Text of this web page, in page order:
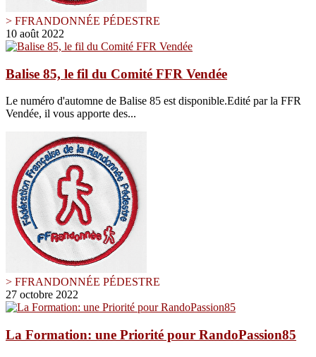
> FFRANDONNÉE PÉDESTRE
10 août 2022
Balise 85, le fil du Comité FFR Vendée
Le numéro d'automne de Balise 85 est disponible.Edité par la FFR
Vendée, il vous apporte des...
> FFRANDONNÉE PÉDESTRE
27 octobre 2022
La Formation: une Priorité pour RandoPassion85